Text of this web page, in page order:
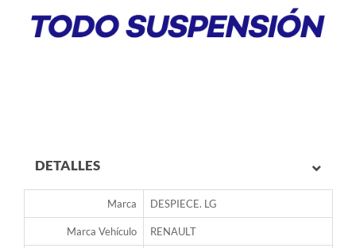
DETALLES
Marca DESPIECE. LG
Marca Vehículo RENAULT